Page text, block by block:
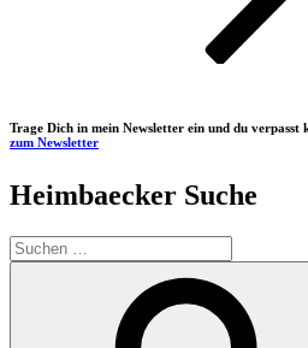
Trage Dich in mein Newsletter ein und du verpasst
zum Newsletter
Heimbaecker Suche
Suchen
nach: